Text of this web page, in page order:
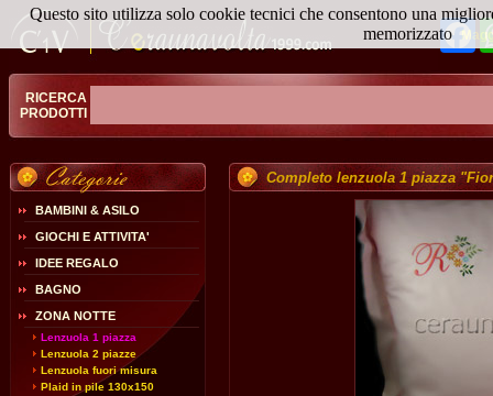
RICERCA
PRODOTTI
BAMBINI & ASILO
GIOCHI E ATTIVITA'
IDEE REGALO
BAGNO
ZONA NOTTE
Lenzuola 1 piazza
Lenzuola 2 piazze
Lenzuola fuori misura
Plaid in pile 130x150
Completo lenzuola 1 piazza
Questo sito utilizza solo cookie tecnici che consentono una
memorizzato